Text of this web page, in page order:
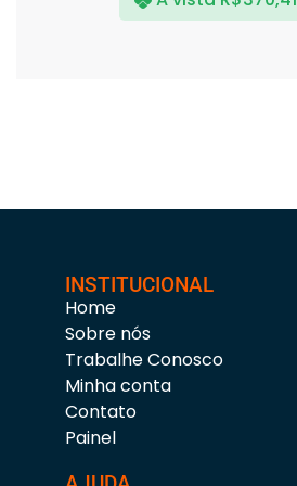
INSTITUCIONAL
Home
Sobre nós
Trabalhe Conosco
Minha conta
Contato
Painel